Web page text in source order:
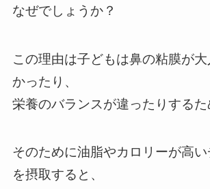
なぜでしょうか？
この理由は子どもは鼻の粘膜が
かったり、
栄養のバランスが違ったりするた
そのために油脂やカロリーが高い
を摂取すると、